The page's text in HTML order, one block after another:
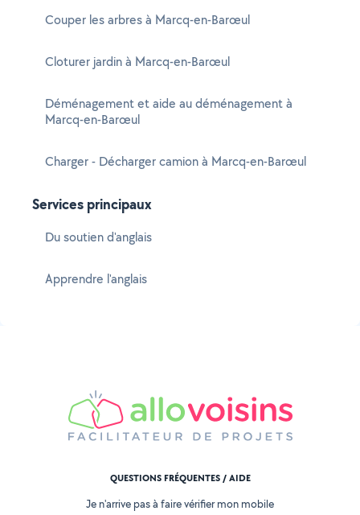
Couper les arbres à Marcq-en-Barœul
Cloturer jardin à Marcq-en-Barœul
Déménagement et aide au déménagement à
Marcq-en-Barœul
Charger - Décharger camion à Marcq-en-Barœul
Services principaux
Du soutien d'anglais
Apprendre l'anglais
QUESTIONS FRÉQUENTES / AIDE
Je n'arrive pas à faire vérifier mon mobile